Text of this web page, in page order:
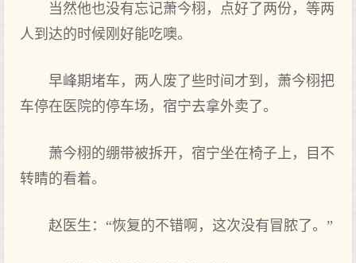
当然他也没有忘记萧今栩，点‌好‌了两份，等两
人到达的时候刚好‌能吃噢。
早峰期堵车，两人废了些时间才到，萧今栩把
车停在医院的停车场，宿宁去拿外卖了。
萧今栩的绷带被拆开，宿宁坐在椅子上，目不
转睛的看着。
赵医生：“恢复的不错啊，这次没有冒脓了。”